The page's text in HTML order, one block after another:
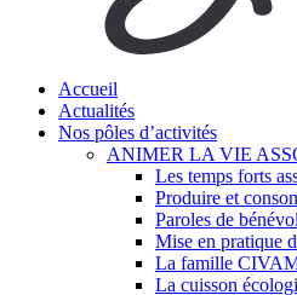
search
Menu
Accueil
Actualités
Nos pôles d’activités
ANIMER LA VIE
Les temps forts
Produire et
Paroles de
Mise en pratique
La famille
La cuisson